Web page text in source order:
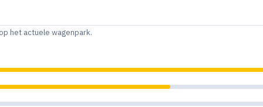
het actuele wagenpark.